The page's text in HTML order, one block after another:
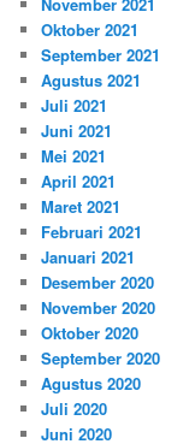
Oktober 2021
September 2021
Agustus 2021
Juli 2021
Juni 2021
Mei 2021
April 2021
Maret 2021
Februari 2021
Januari 2021
Desember 2020
November 2020
Oktober 2020
September 2020
Agustus 2020
Juli 2020
Juni 2020